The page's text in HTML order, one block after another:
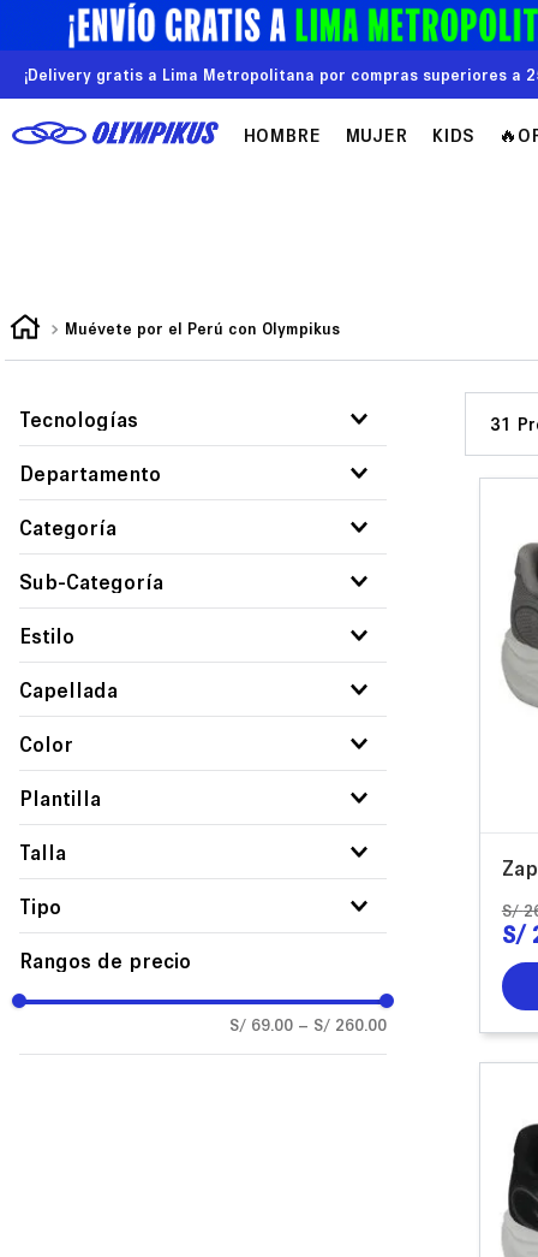
¡Delivery gratis a Lima Metropolitana por compras superiores a
HOMBRE MUJER KIDS
Muévete por el Perú con Olympikus
Tecnologías
Gripper
Hypersox
Eleva+
Departamento
Mujer
Unisex
Hombre
Categoría
Calzado
Bolsos y Mochilas
Sub-Categoría
Zapatillas
Mochilas
Estilo
Casual
Capellada
Textil
Color
Azul
Blanco
Gris
Rosado
Plantilla
Talla
35
36
37
Tipo
Casual
Rangos de precio
S/ 69.00 – S/ 260.00
31
S/
S/